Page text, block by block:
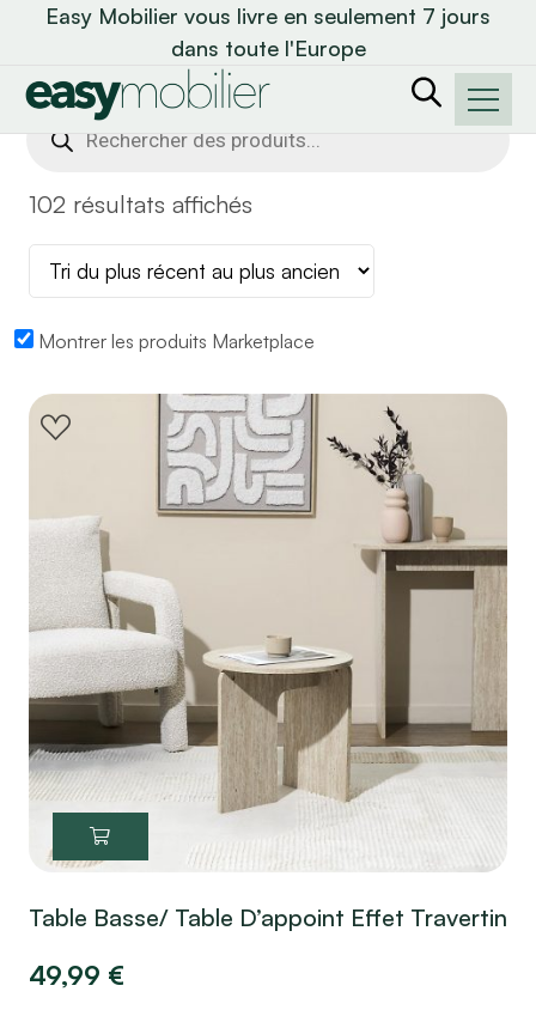
Easy Mobilier vous livre en seulement 7 jours
dans toute l'Europe
Recherche
de
102 résultats affichés
Montrer les produits Marketplace
Table Basse/ Table D’appoint Effet Travertin
49,99 €